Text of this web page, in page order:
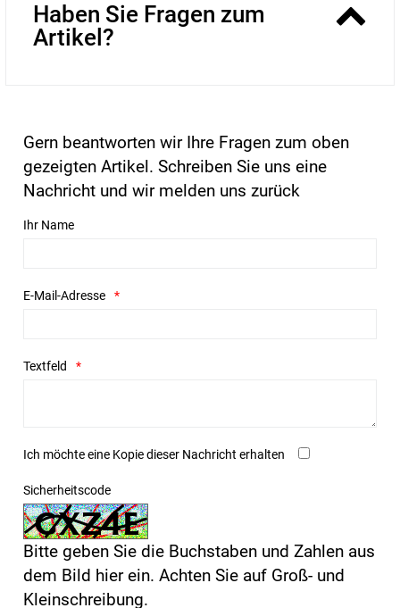
Haben Sie Fragen zum
Artikel?
Gern beantworten wir Ihre Fragen zum oben
gezeigten Artikel. Schreiben Sie uns eine
Nachricht und wir melden uns zurück
Ihr Name
E-Mail-Adresse
Textfeld
Ich möchte eine Kopie dieser Nachricht erhalten
Sicherheitscode
Bitte geben Sie die Buchstaben und Zahlen aus
dem Bild hier ein. Achten Sie auf Groß- und
Kleinschreibung.